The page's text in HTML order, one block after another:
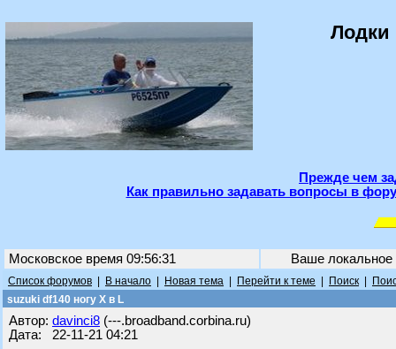
Лодки
Прежде чем
Как правильно задавать вопросы в
Московское время 09:56:31 Ваше
Список форумов В начало Новая тема Перейти к теме Поиск
suzuki df140 ногу X в L
Автор: davinci8 (---.broadband.corbina.ru)
Дата: 22-11-21 04:21